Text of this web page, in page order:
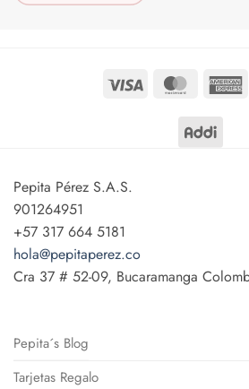
Visa
Pepita Pérez S.A.S.
901264951
+57 317 664 5181
hola@pepitaperez.co
Cra 37 # 52-09, Bucaramanga
Pepita´s Blog
Tarjetas Regalo